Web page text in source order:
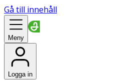
Gå till innehåll
Meny
Logga in